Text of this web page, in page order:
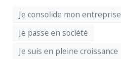
Je consolide mon entreprise
Je passe en société
Je suis en pleine croissance